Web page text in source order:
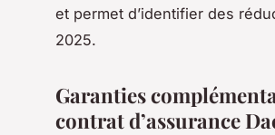
et permet d’identifier des
2025.
Garanties
contrat d’assurance